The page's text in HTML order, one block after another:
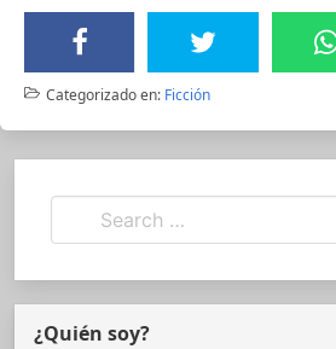
Categorizado en: Ficción
¿Quién soy?